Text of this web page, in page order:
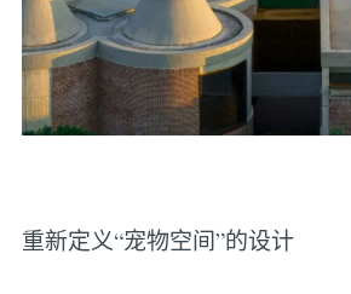
重新定义“宠物空间”的设计